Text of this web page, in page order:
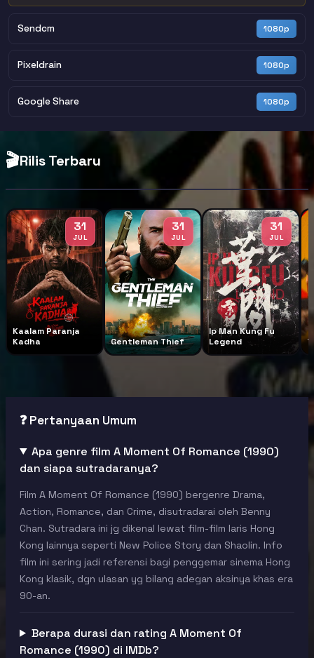
Sendcm 1080p
Pixeldrain 1080p
Google Share 1080p
🎬Rilis Terbaru
31
JUL
Kaalam Paranja
Kadha
31
JUL
Gentleman Thief
31
JUL
Ip Man Kung Fu
Legend
❓ Pertanyaan Umum
Apa genre film A Moment Of Romance (1990)
dan siapa sutradaranya?
Film A Moment Of Romance (1990) bergenre Drama,
Action, Romance, dan Crime, disutradarai oleh Benny
Chan. Sutradara ini jg dikenal lewat film-film laris Hong
Kong lainnya seperti New Police Story dan Shaolin. Info
film ini sering jadi referensi bagi penggemar sinema Hong
Kong klasik, dgn ulasan yg bilang adegan aksinya khas era
90-an.
Berapa durasi dan rating A Moment Of
Romance (1990) di IMDb?